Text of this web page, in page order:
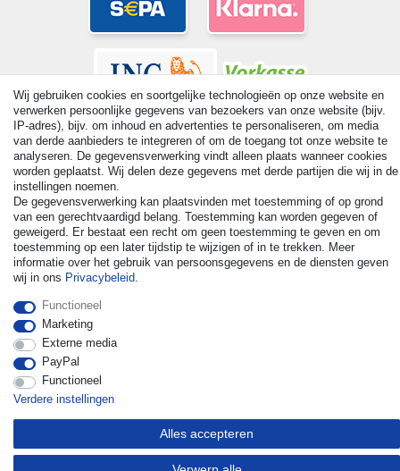
© Copyright 2026 | Alle rechten voorbehouden. - All rights
reserved. Prices incl. VAT. 19% VAT Basic prices see article detail
| * Applies to deliveries to the UK!
Wij gebruiken cookies en soortgelijke technologieën op onze website en
verwerken persoonlijke gegevens van bezoekers van onze website (bijv.
IP-adres), bijv. om inhoud en advertenties te personaliseren, om media
van derde aanbieders te integreren of om de toegang tot onze website te
analyseren. De gegevensverwerking vindt alleen plaats wanneer cookies
worden geplaatst. Wij delen deze gegevens met derde partijen die wij in de
instellingen noemen.
De gegevensverwerking kan plaatsvinden met toestemming of op grond
van een gerechtvaardigd belang. Toestemming kan worden gegeven of
geweigerd. Er bestaat een recht om geen toestemming te geven en om
toestemming op een later tijdstip te wijzigen of in te trekken. Meer
informatie over het gebruik van persoonsgegevens en de diensten geven
wij in ons Privacybeleid.
Functioneel
Marketing
Externe media
PayPal
Functioneel
Verdere instellingen
Alles accepteren
Herroepingsrecht uitoefenen Contact